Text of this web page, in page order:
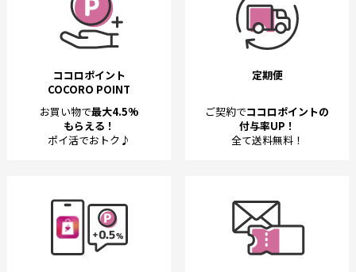
ココロポイント
COCORO POINT
お買い物で最大4.5%
もらえる！
ポイ活でおトク♪
定期便
ご契約でココロポイントの
付与率UP！
全て送料無料！